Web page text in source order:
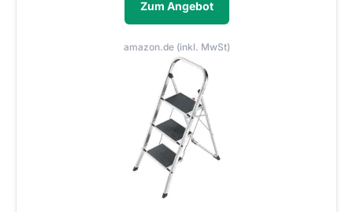
Zum Angebot
amazon.de (inkl. MwSt)